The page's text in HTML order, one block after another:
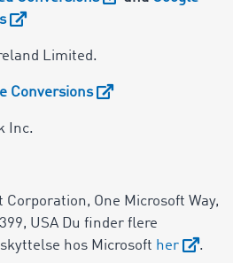
Limited.
Conversions
Inc.
One Microsoft Way,
USA Du finder flere
hos Microsoft her .